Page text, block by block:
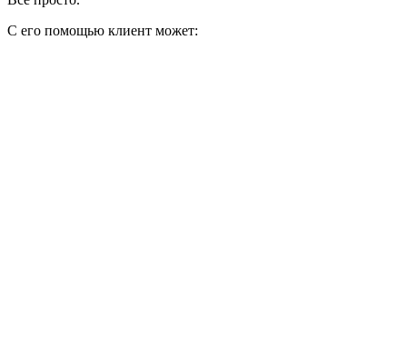
С его помощью клиент может: